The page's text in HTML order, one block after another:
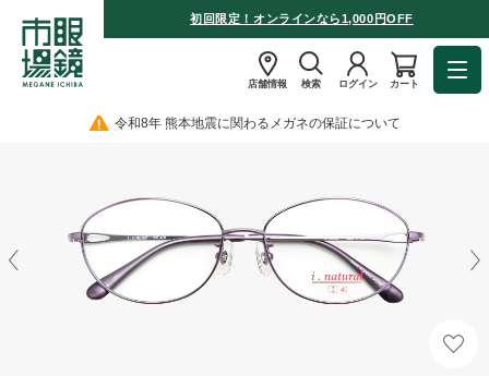
初回限定！オンラインなら1,000円OFF
店舗情報 検索 ログイン カート
令和8年 熊本地震に関わるメガネの保証について